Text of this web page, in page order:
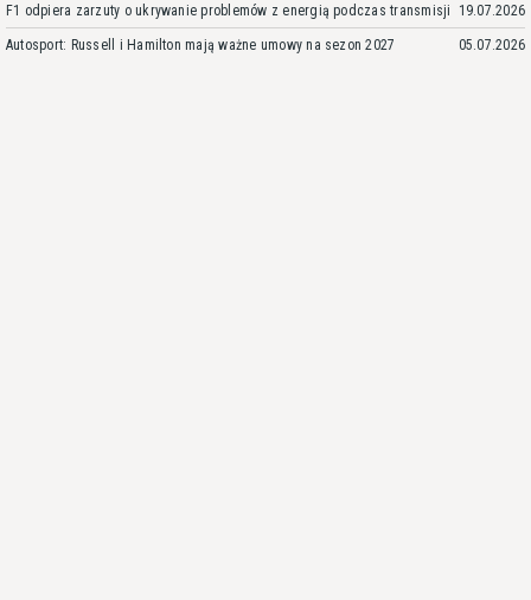
F1 odpiera zarzuty o ukrywanie problemów z energią podczas transmisji 19.07.2026
Autosport: Russell i Hamilton mają ważne umowy na sezon 2027 05.07.2026